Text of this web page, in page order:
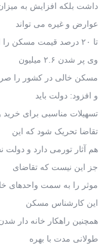
داشت بلکه افزایش به
عوارض و غیره می تواند
تا ۲۰ درصد قیمت مسکن را افزایش دهد.
وی پر شدن ۲.۶ میلیون
مسکن خالی در کشور را
و افزود: دولت باید
تسهیلات مناسبی برای
تقاضا تحریک شود که این
هم آثار تورمی دارد و
جز این نیست که تقاضای
موثر را به سمت واحدهای
این کارشناس مسکن
همچنین راهکار خانه دار
طولانی مدت با بهره